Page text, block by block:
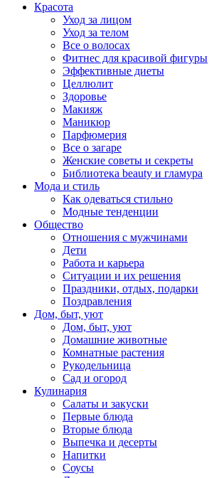
Красота
Уход за лицом
Уход за телом
Все о волосах
Фитнес для красивой фигуры
Эффективные диеты
Целлюлит
Здоровье
Макияж
Маникюр
Парфюмерия
Все о загаре
Женские советы и секреты
Библиотека beauty и гламура
Мода и стиль
Как одеваться стильно
Модные тенденции
Общество
Отношения с мужчинами
Дети
Работа и карьера
Ситуации и их решения
Праздники, отдых, подарки
Поздравления
Дом, быт, уют
Дом, быт, уют
Домашние животные
Комнатные растения
Рукодельница
Сад и огород
Кулинария
Салаты и закуски
Первые блюда
Вторые блюда
Выпечка и десерты
Напитки
Соусы